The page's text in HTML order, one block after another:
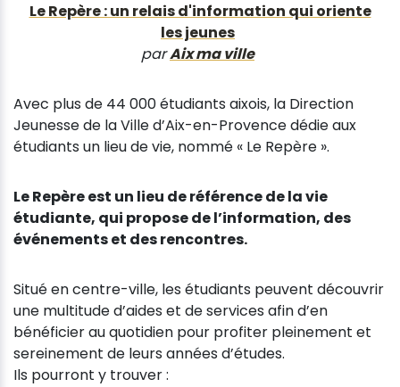
Le Repère : un relais d'information qui oriente
les jeunes
parAix ma ville
Avec plus de 44 000 étudiants aixois, la Direction
Jeunesse de la Ville d’Aix-en-Provence dédie aux
étudiants un lieu de vie, nommé « Le Repère ».
Le Repère est un lieu de référence de la vie
étudiante, qui propose de l’information, des
événements et des rencontres.
Situé en centre-ville, les étudiants peuvent découvrir
une multitude d’aides et de services afin d’en
bénéficier au quotidien pour profiter pleinement et
sereinement de leurs années d’études.
Ils pourront y trouver :